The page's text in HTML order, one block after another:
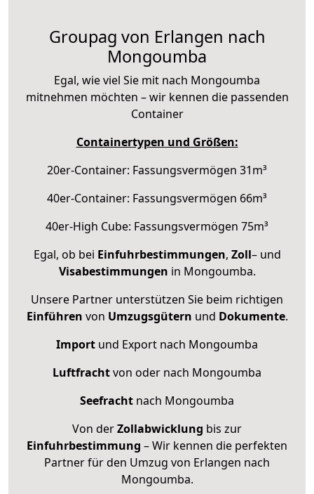
Groupag von Erlangen nach
Mongoumba
Egal, wie viel Sie mit nach Mongoumba
mitnehmen möchten – wir kennen die passenden
Container
Containertypen und Größen:
20er-Container: Fassungsvermögen 31m³
40er-Container: Fassungsvermögen 66m³
40er-High Cube: Fassungsvermögen 75m³
Egal, ob bei Einfuhrbestimmungen, Zoll– und
Visabestimmungen in Mongoumba.
Unsere Partner unterstützen Sie beim richtigen
Einführen von Umzugsgütern und Dokumente.
Import und Export nach Mongoumba
Luftfrachtvon oder nach Mongoumba
Seefracht nach Mongoumba
Von derZollabwicklung bis zur
Einfuhrbestimmung – Wir kennen die perfekten
Partner für den Umzug von Erlangen nach
Mongoumba.